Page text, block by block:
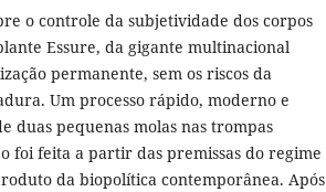
o controle da subjetividade dos corpos
Essure, da gigante multinacional
permanente, sem os riscos da
Um processo rápido, moderno e
duas pequenas molas nas trompas
foi feita a partir das premissas do regime
da biopolítica contemporânea. Após